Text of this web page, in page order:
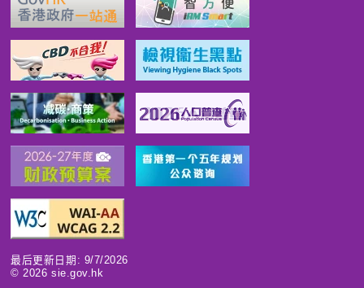
最后更新日期: 9/7/2026
© 2026 sie.gov.hk